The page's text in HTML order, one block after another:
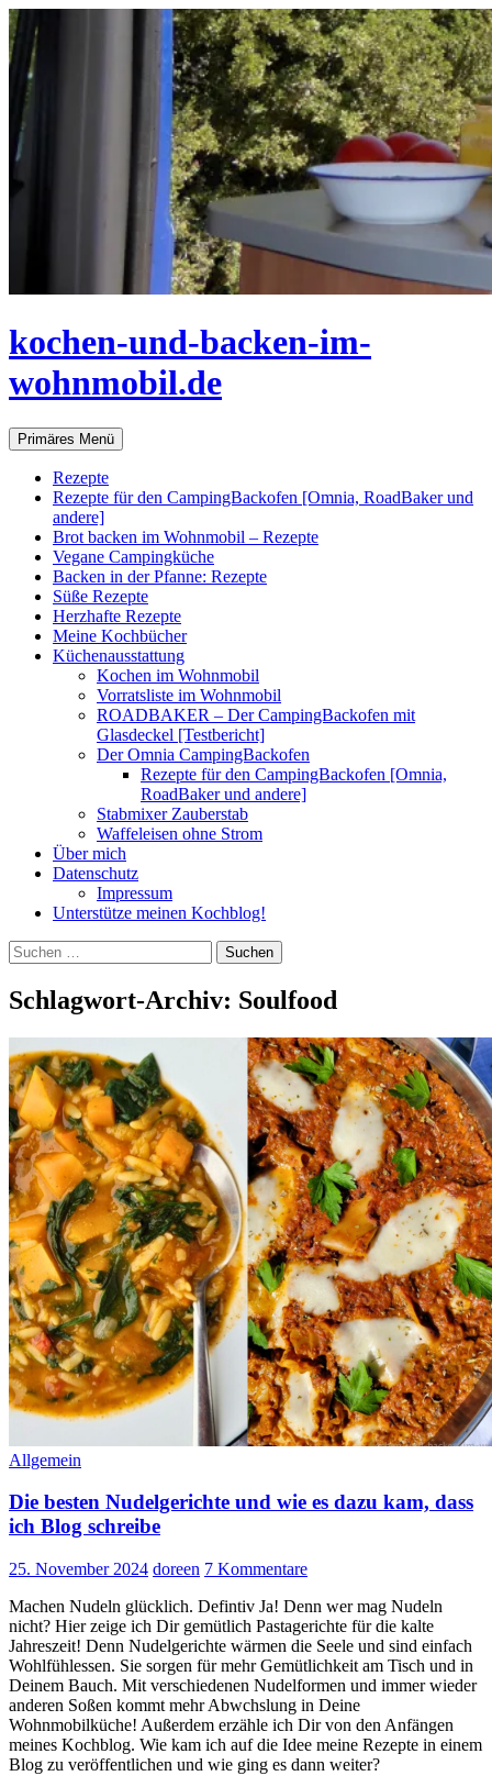
Zum
Inhalt
springen
kochen-und-backen-im-
wohnmobil.de
Suchen
Primäres Menü
Rezepte
Rezepte für den CampingBackofen [Omnia, RoadBaker und
andere]
Brot backen im Wohnmobil – Rezepte
Vegane Campingküche
Backen in der Pfanne: Rezepte
Süße Rezepte
Herzhafte Rezepte
Meine Kochbücher
Küchenausstattung
Kochen im Wohnmobil
Vorratsliste im Wohnmobil
ROADBAKER – Der CampingBackofen mit
Glasdeckel [Testbericht]
Der Omnia CampingBackofen
Rezepte für den CampingBackofen [Omnia,
RoadBaker und andere]
Stabmixer Zauberstab
Waffeleisen ohne Strom
Über mich
Datenschutz
Impressum
Unterstütze meinen Kochblog!
Suchen
nach:
Schlagwort-Archiv: Soulfood
Allgemein
Die besten Nudelgerichte und wie es dazu kam, dass
ich Blog schreibe
25. November 2024 doreen 7 Kommentare
Machen Nudeln glücklich. Defintiv Ja! Denn wer mag Nudeln
nicht? Hier zeige ich Dir gemütlich Pastagerichte für die kalte
Jahreszeit! Denn Nudelgerichte wärmen die Seele und sind einfach
Wohlfühlessen. Sie sorgen für mehr Gemütlichkeit am Tisch und in
Deinem Bauch. Mit verschiedenen Nudelformen und immer wieder
anderen Soßen kommt mehr Abwchslung in Deine
Wohnmobilküche! Außerdem erzähle ich Dir von den Anfängen
meines Kochblog. Wie kam ich auf die Idee meine Rezepte in einem
Blog zu veröffentlichen und wie ging es dann weiter?